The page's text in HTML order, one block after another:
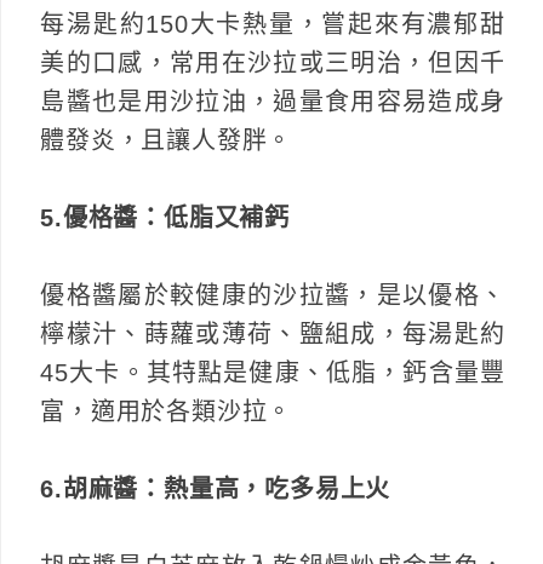
每湯匙約150大卡熱量，嘗起來有濃郁甜
美的口感，常用在沙拉或三明治，但因千
島醬也是用沙拉油，過量食用容易造成身
體發炎，且讓人發胖。
5.優格醬：低脂又補鈣
優格醬屬於較健康的沙拉醬，是以優格、
檸檬汁、蒔蘿或薄荷、鹽組成，每湯匙約
45大卡。其特點是健康、低脂，鈣含量豐
富，適用於各類沙拉。
6.胡麻醬：熱量高，吃多易上火